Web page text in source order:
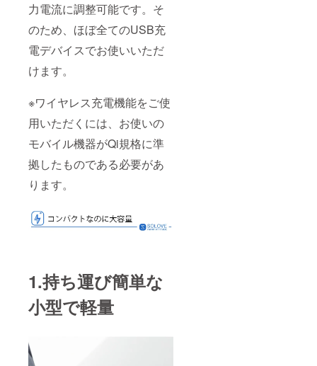
力電流に調整可能です。そ
のため、ほぼ全てのUSB充
電デバイスでお使いいただ
けます。
※ワイヤレス充電機能をご使
用いただくには、お使いの
モバイル機器がQi規格に準
拠したものである必要があ
ります。
1.持ち運び簡単な
小型で軽量